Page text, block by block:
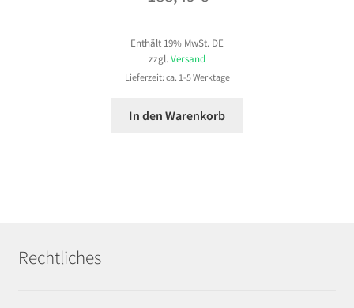
Enthält 19% MwSt. DE
zzgl. Versand
Lieferzeit: ca. 1-5 Werktage
In den Warenkorb
Rechtliches